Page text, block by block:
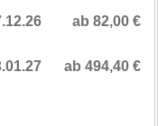
ab 82,00 €
ab 494,40 €